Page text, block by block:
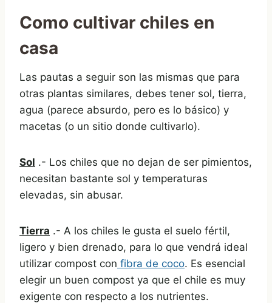
Como cultivar chiles en
casa
Las pautas a seguir son las mismas que para
otras plantas similares, debes tener sol, tierra,
agua (parece absurdo, pero es lo básico) y
macetas (o un sitio donde cultivarlo).
Sol .- Los chiles que no dejan de ser pimientos,
necesitan bastante sol y temperaturas
elevadas, sin abusar.
Tierra .- A los chiles le gusta el suelo fértil,
ligero y bien drenado, para lo que vendrá ideal
utilizar compost con fibra de coco. Es esencial
elegir un buen compost ya que el chile es muy
exigente con respecto a los nutrientes.